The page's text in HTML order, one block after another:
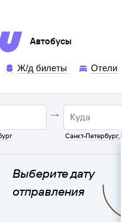
Автобусы
Ж/д билеты Отели
Санкт-Петербург,
Выберите дату
отправления